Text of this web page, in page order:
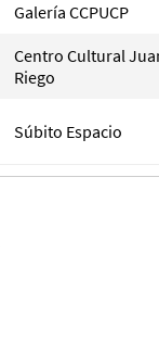
Galería CCPUCP
Centro Cultural
Riego
Súbito Espacio